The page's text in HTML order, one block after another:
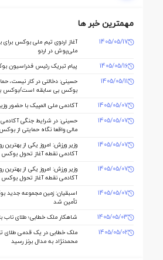
مهمترین خبر ها
1405/05/17
ملی‌پوش در اردو
1405/05/16
پیام تبریک رئیس فدراسیون
1405/05/11
حسینی: دخالتی در کار نیست،
1405/05/07
آکادمی ملی المپیک با حضور
1405/05/07
حسینی: در شرایط جنگی
مالی واقعا نگاه حمایتی از
1405/05/07
وزیر ورزش: امروز یکی از بهترین
آکادمی نقطه آغاز تحول
1405/05/07
وزیر ورزش: امروز یکی از بهترین
آکادمی نقطه آغاز تحول
1405/05/07
اسبقیان: زمین مجموعه جدید
تأمین شد
1405/05/03
شاهکار ملک‌ خطابی؛ طلای
1405/05/02
ملک‌ خطابی در یک قدمی طلای
محمدنژاد به مدال برنز رسید